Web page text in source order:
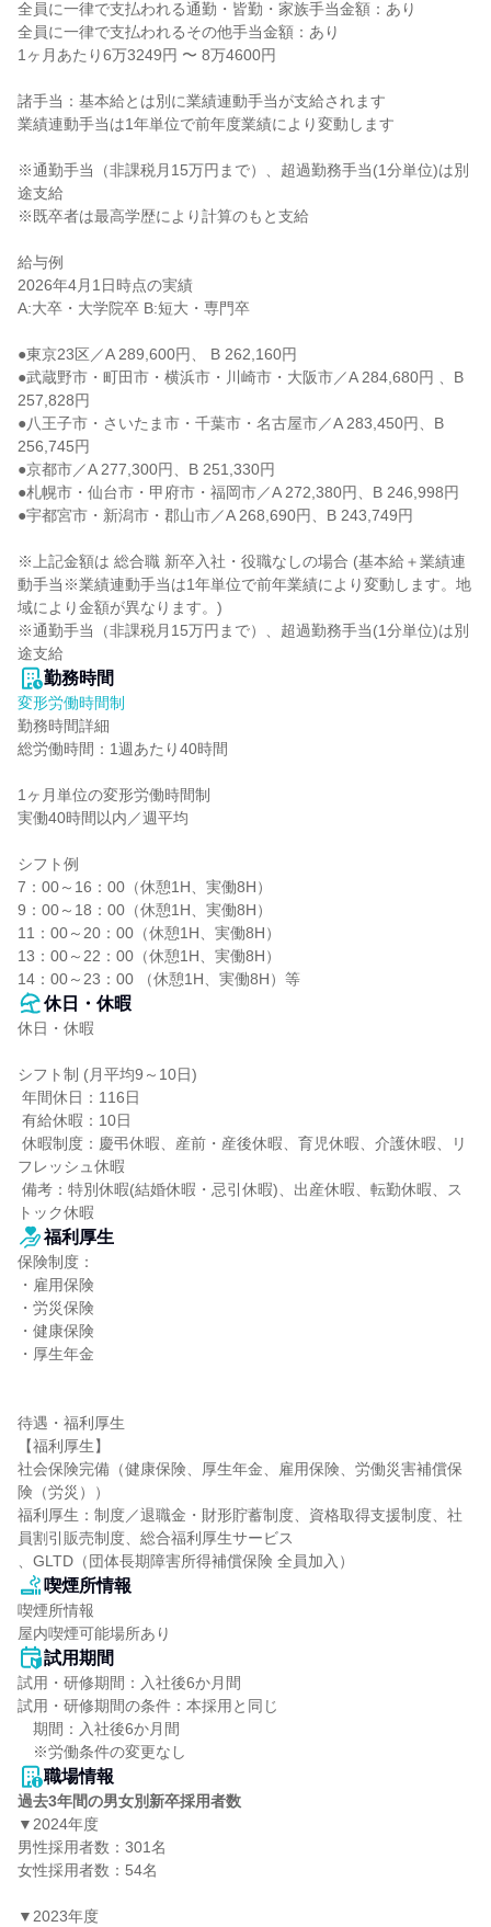
全員に一律で支払われる通勤・皆勤・家族手当金額：あり
全員に一律で支払われるその他手当金額：あり
1ヶ月あたり6万3249円 〜 8万4600円
諸手当：基本給とは別に業績連動手当が支給されます
業績連動手当は1年単位で前年度業績により変動します
※通勤手当（非課税月15万円まで）、超過勤務手当(1分単位)は別
途支給
※既卒者は最高学歴により計算のもと支給
給与例
2026年4月1日時点の実績
A:大卒・大学院卒 B:短大・専門卒
●東京23区／A 289,600円、 B 262,160円
●武蔵野市・町田市・横浜市・川崎市・大阪市／A 284,680円 、B
257,828円
●八王子市・さいたま市・千葉市・名古屋市／A 283,450円、B
256,745円
●京都市／A 277,300円、B 251,330円
●札幌市・仙台市・甲府市・福岡市／A 272,380円、B 246,998円
●宇都宮市・新潟市・郡山市／A 268,690円、B 243,749円
※上記金額は 総合職 新卒入社・役職なしの場合 (基本給＋業績連
動手当※業績連動手当は1年単位で前年業績により変動します。地
域により金額が異なります。)
※通勤手当（非課税月15万円まで）、超過勤務手当(1分単位)は別
途支給
勤務時間
変形労働時間制
勤務時間詳細
総労働時間：1週あたり40時間
1ヶ月単位の変形労働時間制
実働40時間以内／週平均
シフト例
7：00～16：00（休憩1H、実働8H）
9：00～18：00（休憩1H、実働8H）
11：00～20：00（休憩1H、実働8H）
13：00～22：00（休憩1H、実働8H）
14：00～23：00 （休憩1H、実働8H）等
休日・休暇
休日・休暇
シフト制 (月平均9～10日)
フレッシュ休暇
トック休暇
福利厚生
保険制度：
・雇用保険
・労災保険
・健康保険
・厚生年金
待遇・福利厚生
【福利厚生】
社会保険完備（健康保険、厚生年金、雇用保険、労働災害補償保
険（労災））
福利厚生：制度／退職金・財形貯蓄制度、資格取得支援制度、社
員割引販売制度、総合福利厚生サービス
、GLTD（団体長期障害所得補償保険 全員加入）
喫煙所情報
喫煙所情報
屋内喫煙可能場所あり
試用期間
試用・研修期間：入社後6か月間
試用・研修期間の条件：本採用と同じ
期間：入社後6か月間
職場情報
過去3年間の男女別新卒採用者数
▼2024年度
男性採用者数：301名
女性採用者数：54名
▼2023年度